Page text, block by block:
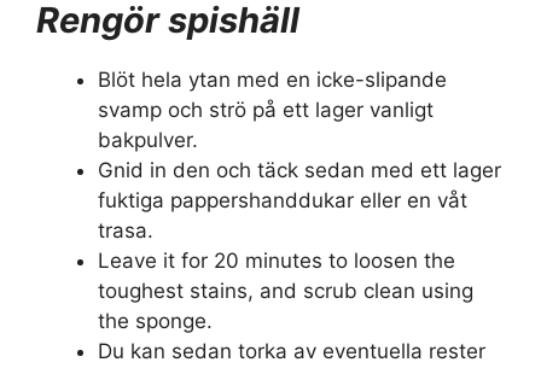
Rengör spishäll
Blöt hela ytan med en icke-slipande
svamp och strö på ett lager vanligt
bakpulver.
Gnid in den och täck sedan med ett lager
fuktiga pappershanddukar eller en våt
trasa.
Leave it for 20 minutes to loosen the
toughest stains, and scrub clean using
the sponge.
Du kan sedan torka av eventuella rester